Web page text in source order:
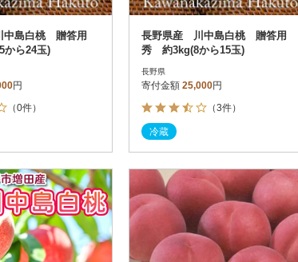
中島白桃 贈答用
ら24玉)
円
（0件）
長野県産 川中島白桃 贈答用
秀 約3kg(8から15玉)
長野県
寄付金額 25,000円
（3件）
冷蔵